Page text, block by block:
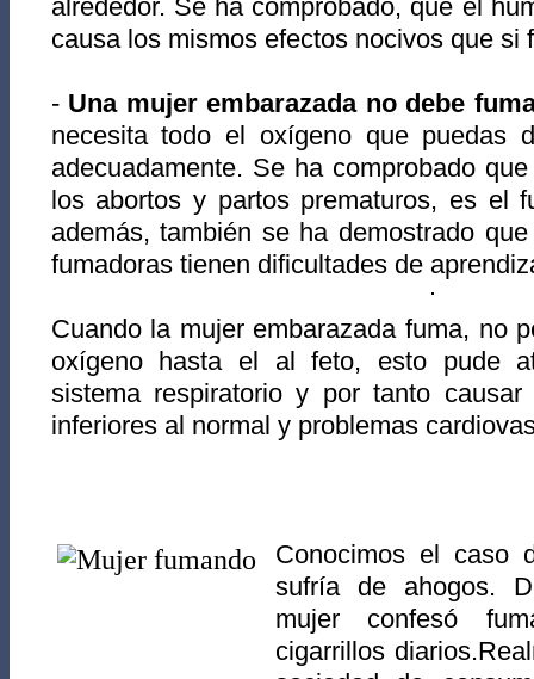
alrededor. Se ha comprobado, que el
causa los mismos efectos nocivos que si
- Una mujer embarazada no debe
necesita todo el oxígeno que puedas
adecuadamente. Se ha comprobado
los abortos y partos prematuros, es el
además, también se ha demostrado
fumadoras tienen dificultades de
Cuando la mujer embarazada fuma, no
oxígeno hasta el al feto, esto pude
sistema respiratorio y por tanto
inferiores al normal y problemas
Conocimos el caso
sufría de ahogos.
mujer confesó
cigarrillos